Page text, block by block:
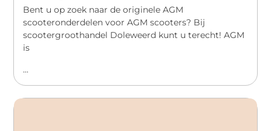
Bent u op zoek naar de originele AGM
scooteronderdelen voor AGM scooters? Bij
scootergroothandel Doleweerd kunt u terecht! AGM
is
...